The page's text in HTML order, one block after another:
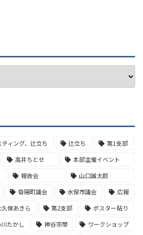
ティング、辻立ち 辻立ち
第1支部
高井ちとせ
本部主催イベント
報告会
山口誠太郎
菊陽町議会 水俣市議会
広報
久保あきら 第2支部
ポスター貼り
たかし 神谷宗幣
ワークショップ